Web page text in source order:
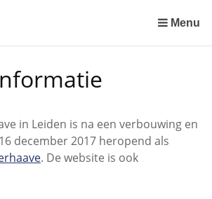
Menu
in Leiden is na een verbouwing en
december 2017 heropend als
. De website is ook